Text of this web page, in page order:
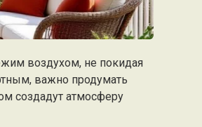
воздухом, не покидая
важно продумать
создадут атмосферу